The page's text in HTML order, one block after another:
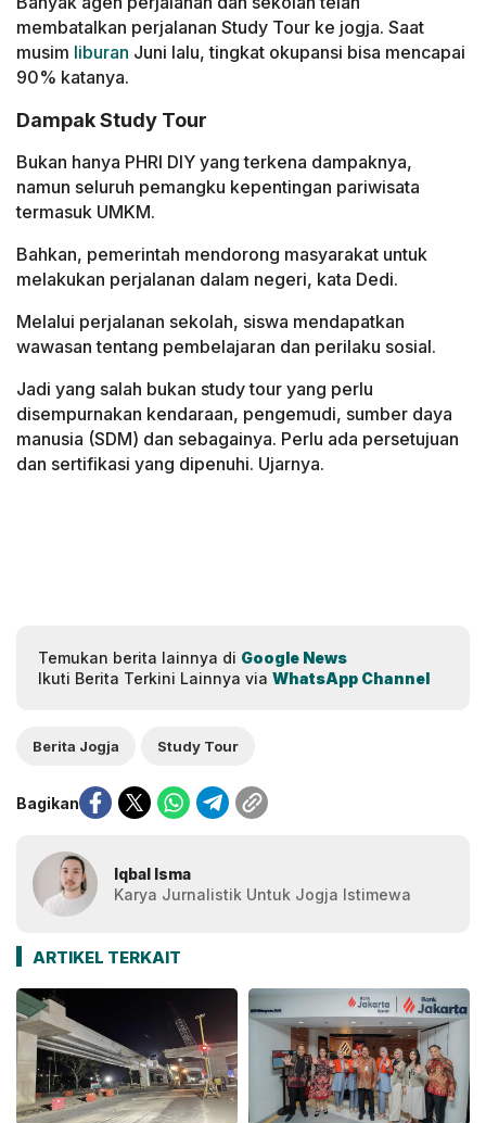
membatalkan perjalanan Study Tour ke jogja. Saat
musim liburan Juni lalu, tingkat okupansi bisa mencapai
90% katanya.
Dampak Study Tour
Bukan hanya PHRI DIY yang terkena dampaknya,
namun seluruh pemangku kepentingan pariwisata
termasuk UMKM.
Bahkan, pemerintah mendorong masyarakat untuk
melakukan perjalanan dalam negeri, kata Dedi.
Melalui perjalanan sekolah, siswa mendapatkan
wawasan tentang pembelajaran dan perilaku sosial.
Jadi yang salah bukan study tour yang perlu
disempurnakan kendaraan, pengemudi, sumber daya
manusia (SDM) dan sebagainya. Perlu ada persetujuan
dan sertifikasi yang dipenuhi. Ujarnya.
Temukan berita lainnya di Google News
Ikuti Berita Terkini Lainnya via WhatsApp Channel
Berita Jogja Study Tour
Bagikan
Iqbal Isma
Karya Jurnalistik Untuk Jogja Istimewa
ARTIKEL TERKAIT